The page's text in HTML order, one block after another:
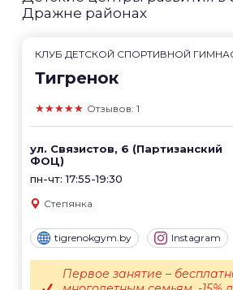
Дражне районах
КЛУБ ДЕТСКОЙ СПОРТИВНОЙ
Тигренок
★★★★★ Отзывов: 1
ул. Связистов, 6 (Партизанский
ФОЦ)
пн-чт: 17:55-19:30
Степянка
tigrenokgym.by Instagram
Первое занятие –